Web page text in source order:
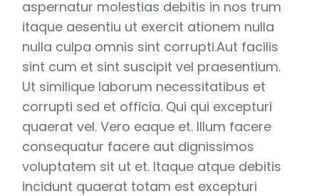
aspernatur molestias debitis in nos trum
itaque aesentiu ut exercit ationem nulla
nulla culpa omnis sint corrupti.Aut facilis
sint cum et sint suscipit vel praesentium.
Ut similique laborum necessitatibus et
corrupti sed et officia. Qui qui excepturi
quaerat vel. Vero eaque et. Illum facere
consequatur facere aut dignissimos
voluptatem sit ut et. Itaque atque debitis
incidunt quaerat totam est excepturi